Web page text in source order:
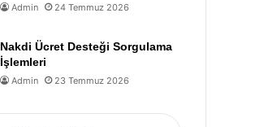
Admin 24 Temmuz 2026
Nakdi Ücret Desteği Sorgulama
İşlemleri
Admin 23 Temmuz 2026